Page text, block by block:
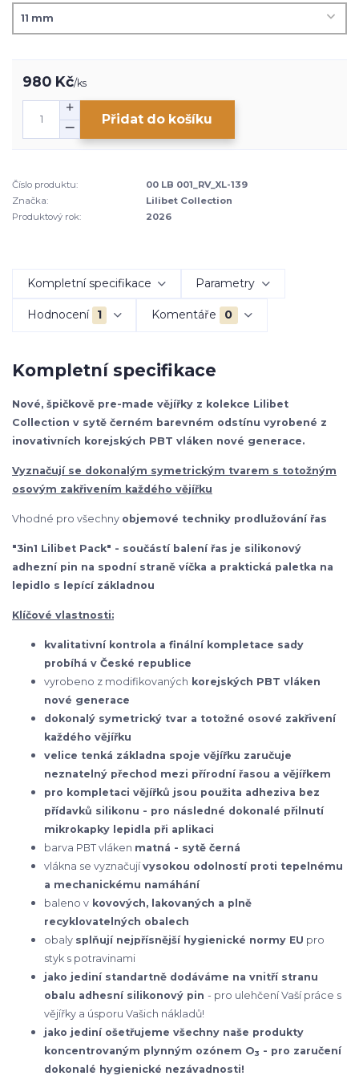
980 Kč/ks
Přidat do košíku
Číslo produktu:
00 LB 001_RV_XL-139
Značka:
Lilibet Collection
Produktový rok:
2026
Kompletní specifikace Parametry
Hodnocení 1 Komentáře 0
Kompletní specifikace
Nové, špičkově pre-made vějířky z kolekce Lilibet
Collection v sytě černém barevném odstínu vyrobené z
inovativních korejských PBT vláken nové generace.
Vyznačují se dokonalým symetrickým tvarem s totožným
osovým zakřivením každého vějířku
Vhodné pro všechny objemové techniky prodlužování řas
"3in1 Lilibet Pack" - součástí balení řas je silikonový
adhezní pin na spodní straně víčka a praktická paletka na
lepidlo s lepící základnou
Klíčové vlastnosti:
kvalitativní kontrola a finální kompletace sady
probíhá v České republice
vyrobeno z modifikovaných korejských PBT vláken
nové generace
dokonalý symetrický tvar a totožné osové zakřivení
každého vějířku
velice tenká základna spoje vějířku zaručuje
neznatelný přechod mezi přírodní řasou a vějířkem
pro kompletaci vějířků jsou použita adheziva bez
přídavků silikonu - pro následné dokonalé přilnutí
mikrokapky lepidla při aplikaci
barva PBT vláken matná - sytě černá
vlákna se vyznačujívysokou odolností proti tepelnému
a mechanickému namáhání
baleno v kovových, lakovaných a plně
recyklovatelných obalech
obaly splňují nejpřísnější hygienické normy EU pro
styk s potravinami
jako jediní standartně dodáváme na vnitří stranu
obalu adhesní silikonový pin - pro ulehčení Vaší práce s
vějířky a úsporu Vašich nákladů!
jako jediní ošetřujeme všechny naše produkty
koncentrovaným plynným ozónem O3 - pro zaručení
dokonalé hygienické nezávadnosti!